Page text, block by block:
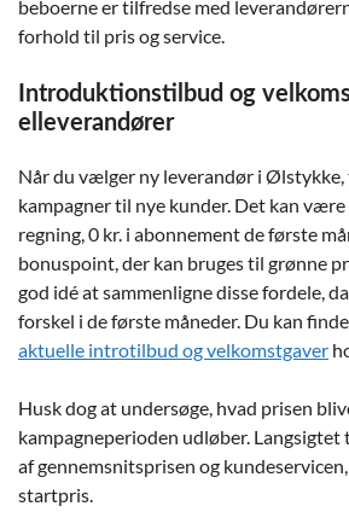
beboerne er tilfredse med
forhold til pris og service.
Introduktionstilbud og
elleverandører
Når du vælger ny leverandør i Ølstykke,
kampagner til nye kunder. Det kan
regning, 0 kr. i abonnement de første
bonuspoint, der kan bruges til grønne
god idé at sammenligne disse fordele,
forskel i de første måneder. Du kan
aktuelle introtilbud og velkomstgaver
Husk dog at undersøge, hvad prisen
kampagneperioden udløber.
af gennemsnitsprisen og
startpris.